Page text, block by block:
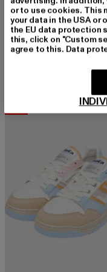
MOEA
GEN3 - Corn
or to use cookies. This
your data in the USA or
the EU data protection
this, click on "Custom
agree to this. Data